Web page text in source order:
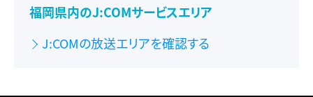
福岡県内のJ:COMサービスエリア
J:COMの放送エリアを確認する